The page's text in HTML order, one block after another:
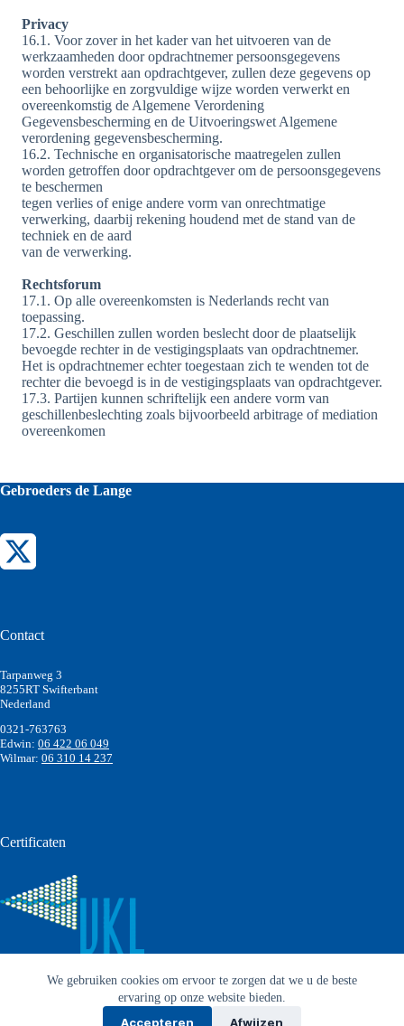
We gebruiken cookies om ervoor te zorgen dat we u de beste
ervaring op onze website bieden.
Accepteren Afwijzen
Privacy
16.1. Voor zover in het kader van het uitvoeren van de
werkzaamheden door opdrachtnemer persoonsgegevens
worden verstrekt aan opdrachtgever, zullen deze gegevens op
een behoorlijke en zorgvuldige wijze worden verwerkt en
overeenkomstig de Algemene Verordening
Gegevensbescherming en de Uitvoeringswet Algemene
verordening gegevensbescherming.
16.2. Technische en organisatorische maatregelen zullen
worden getroffen door opdrachtgever om de persoonsgegevens
te beschermen
tegen verlies of enige andere vorm van onrechtmatige
verwerking, daarbij rekening houdend met de stand van de
techniek en de aard
van de verwerking.
Rechtsforum
17.1. Op alle overeenkomsten is Nederlands recht van
toepassing.
17.2. Geschillen zullen worden beslecht door de plaatselijk
bevoegde rechter in de vestigingsplaats van opdrachtnemer.
Het is opdrachtnemer echter toegestaan zich te wenden tot de
rechter die bevoegd is in de vestigingsplaats van opdrachtgever.
17.3. Partijen kunnen schriftelijk een andere vorm van
geschillenbeslechting zoals bijvoorbeeld arbitrage of mediation
overeenkomen
Gebroeders de Lange
Contact
Tarpanweg 3
8255RT Swifterbant
Nederland
0321-763763
Edwin: 06 422 06 049
Wilmar: 06 310 14 237
Certificaten